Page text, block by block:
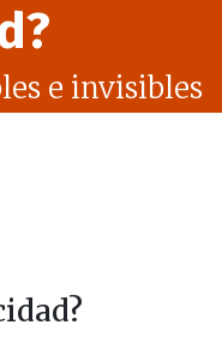
e invisibles